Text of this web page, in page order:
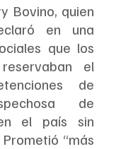
Bovino, quien
en una
que los
el
de
de
el país sin
“más